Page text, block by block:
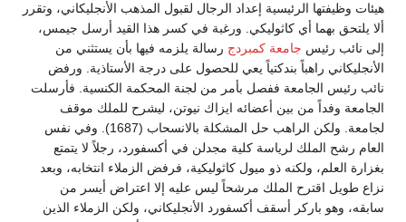
هيئات وظيفتها الرئيسية إعداد الرجال لقبول المذهب الأنجليكاني، وتقرر
ألا يلتحق بهما أي كاثوليكي. ورغبة في كسر هذا القيد أرسل جيمس،
إلى نائب رئيس جامعة كمبردج رسالة يلزمه فيها بأن يستثني من
الأنجليكاني راهباً بندكتياً يعي للحصول على درجة الأستاذية. ورفض
نائب رئيس الجامعة ففصل بأمر من لجنة المحكمة الكنسية. فأرسلت
الجامعة وفداً من بين أعضائه ايزاك نيوتن، ليشرح للملك موقف
لجامعة. ولكن الراهب حل المشكلة بالانسحاب (1687). وفي نفس
العام رشح الملك لرياسة كلية مجدلن في أكسفورد، رجلاً لا يتمتع
بغزارة العلم، ولكنه ذو ميول كاثوليكية، فرفض الزملاء انتخابه، وبعد
نزاع طويل اقترح الملك مرشحاً ليس عليه إلا اعتراض أيسر من
سابقه، وهو باركر أسقف أكسفورد الأنجليكاني، ولكن الزملاء الذين